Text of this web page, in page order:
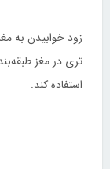
زود خوابیدن به
تری در مغز
استفاده کند.